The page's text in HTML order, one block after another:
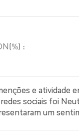
:
e atividade
sociais foi
um